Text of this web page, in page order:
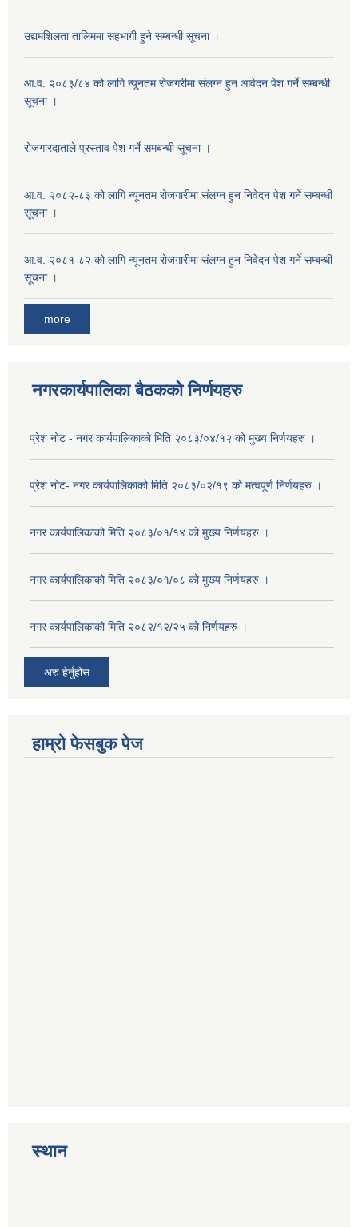
उद्यमशिलता तालिममा सहभागी हुने सम्बन्धी सूचना ।
आ.व. २०८३/८४ को लागि न्यूनतम रोजगरीमा संलग्न हुन आवेदन पेश गर्ने सम्बन्धी
सूचना ।
रोजगारदाताले प्रस्ताव पेश गर्ने समबन्धी सूचना ।
आ.व. २०८२-८३ को लागि न्यूनतम रोजगारीमा संलग्न हुन निवेदन पेश गर्ने सम्बन्धी
सूचना ।
आ.व. २०८१-८२ को लागि न्यूनतम रोजगारीमा संलग्न हुन निवेदन पेश गर्ने सम्बन्धी
सूचना ।
more
नगरकार्यपालिका बैठकको निर्णयहरु
प्रेश नोट - नगर कार्यपालिकाको मिति २०८३/०४/१२ को मुख्य निर्णयहरु ।
प्रेश नोट- नगर कार्यपालिकाको मिति २०८३/०२/१९ को मत्वपूर्ण निर्णयहरु ।
नगर कार्यपालिकाको मिति २०८३/०१/१४ को मुख्य निर्णयहरु ।
नगर कार्यपालिकाको मिति २०८३/०१/०८ को मुख्य निर्णयहरु ।
नगर कार्यपालिकाको मिति २०८२/१२/२५ को निर्णयहरु ।
अरु हेर्नुहोस
हाम्रो फेसबुक पेज
स्थान